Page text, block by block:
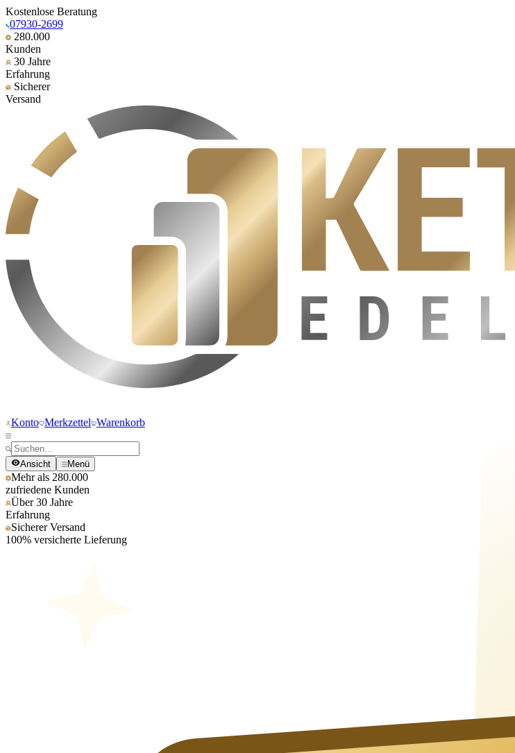
Kostenlose Beratung
07930-2699
280.000
Kunden
30 Jahre
Erfahrung
Sicherer
Versand
Konto Merkzettel Warenkorb
Ansicht Menü
Mehr als 280.000
zufriedene Kunden
Über 30 Jahre
Erfahrung
Sicherer Versand
100% versicherte Lieferung